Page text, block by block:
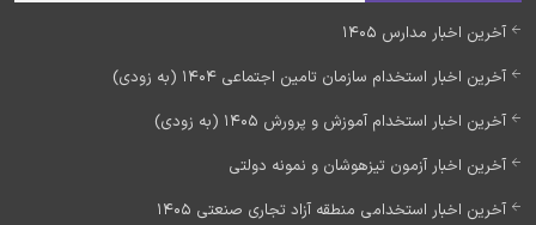
آخرین اخبار مدارس 1405
آخرین اخبار استخدام سازمان تامین اجتماعی 1404 (به زودی)
آخرین اخبار استخدام آموزش و پرورش 1405 (به زودی)
آخرین اخبار آزمون تیزهوشان و نمونه دولتی
آخرین اخبار استخدامی منطقه آزاد تجاری صنعتی 1405